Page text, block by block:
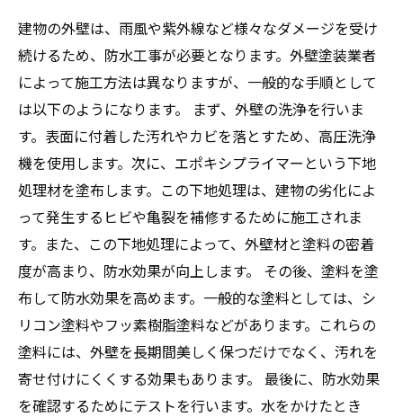
建物の外壁は、雨風や紫外線など様々なダメージを受け
続けるため、防水工事が必要となります。外壁塗装業者
によって施工方法は異なりますが、一般的な手順として
は以下のようになります。 まず、外壁の洗浄を行いま
す。表面に付着した汚れやカビを落とすため、高圧洗浄
機を使用します。次に、エポキシプライマーという下地
処理材を塗布します。この下地処理は、建物の劣化によ
って発生するヒビや亀裂を補修するために施工されま
す。また、この下地処理によって、外壁材と塗料の密着
度が高まり、防水効果が向上します。 その後、塗料を塗
布して防水効果を高めます。一般的な塗料としては、シ
リコン塗料やフッ素樹脂塗料などがあります。これらの
塗料には、外壁を長期間美しく保つだけでなく、汚れを
寄せ付けにくくする効果もあります。 最後に、防水効果
を確認するためにテストを行います。水をかけたとき